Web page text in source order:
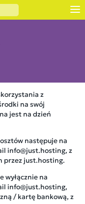
z
na swój
jest na dzień
następuje na
info@just.hosting, z
przez just.hosting.
wyłącznie na
info@just.hosting,
/ kartę bankową, z